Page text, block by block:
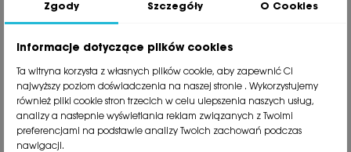
Jesteśmy wiodącą firmą wysyłkową roślin na terenie Polski. Od ponad
30 lat dzielimy się z naszymi Klientami naszą pasją, doświadczeniem i
81 533 23 05
phone81 533 30 50
phone 81 533 82 20
Polecane kategorie
Zgody Szczegóły O Cookies
Informacje dotyczące plików cookies
Ta witryna korzysta z własnych plików cookie, aby zapewnić Ci
najwyższy poziom doświadczenia na naszej stronie . Wykorzystujemy
również pliki cookie stron trzecich w celu ulepszenia naszych usług,
analizy a nastepnie wyświetlania reklam związanych z Twoimi
preferencjami na podstawie analizy Twoich zachowań podczas
nawigacji.